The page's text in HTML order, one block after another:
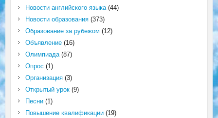
Новости английского языка(44)
Новости образования(373)
Образование за рубежом (12)
Объявление(16)
Олимпиада(87)
Опрос (1)
Организация(3)
Открытый урок(9)
Песни(1)
Повышение квалификации(19)